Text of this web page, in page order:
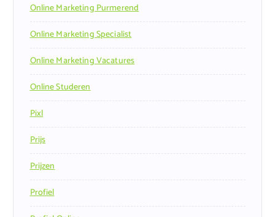
Online Marketing Purmerend
Online Marketing Specialist
Online Marketing Vacatures
Online Studeren
Pixl
Prijs
Prijzen
Profiel